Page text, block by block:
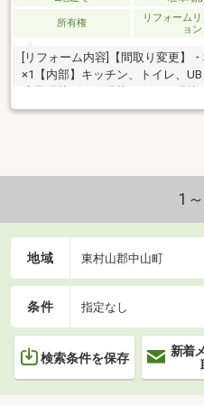
所有権
リフォーム
ョン
[リフォーム内容]【間取り変更】
×1【内部】キッチン、トイレ、
クロス貼・CF貼替・照明交換・
動産業】で経験豊富なスタッフが
させていただいております。見
1
地域 東村山郡中山町
条件 指定なし
検索条件を保存
新着